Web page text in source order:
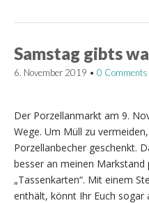
Samstag gibts
6. November 2019 • 0 Comments
Der Porzellanmarkt am 9.
Wege. Um Müll zu
Porzellanbecher geschenkt.
besser an meinen Markstand
„Tassenkarten“. Mit einem
enthält, könnt Ihr Euch sogar